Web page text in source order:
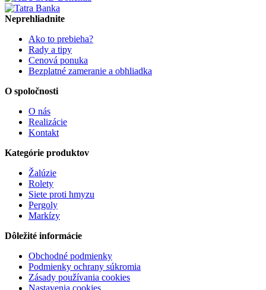
Neprehliadnite
Ako to prebieha?
Rady a tipy
Cenová ponuka
Bezplatné zameranie a obhliadka
O spoločnosti
O nás
Realizácie
Kontakt
Kategórie produktov
Žalúzie
Rolety
Siete proti hmyzu
Pergoly
Markízy
Dôležité informácie
Obchodné podmienky
Podmienky ochrany súkromia
Zásady používania cookies